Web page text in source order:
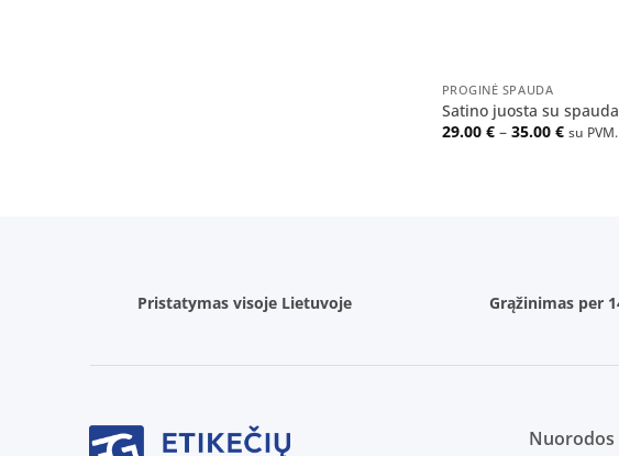
PROGINĖ SPAUDA
Satino juosta su spauda
29.00 € – 35.00 €Price
su PVM.
Pristatymas visoje Lietuvoje Grąžinimas per
Nuorodos